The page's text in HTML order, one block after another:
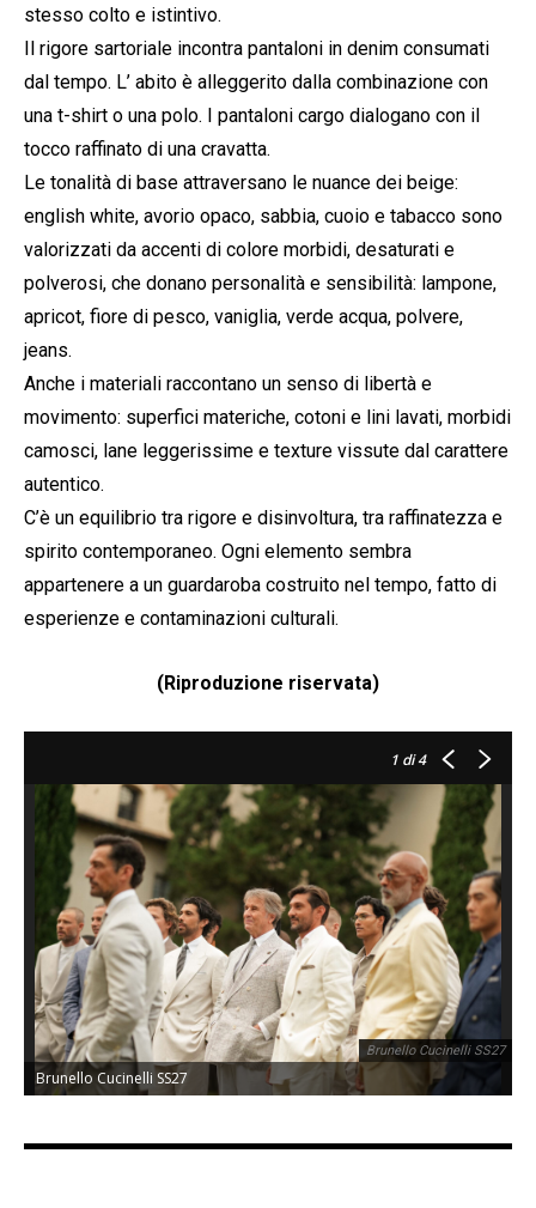
stesso colto e istintivo.
Il rigore sartoriale incontra pantaloni in denim consumati
dal tempo. L’ abito è alleggerito dalla combinazione con
una t-shirt o una polo. I pantaloni cargo dialogano con il
tocco raffinato di una cravatta.
Le tonalità di base attraversano le nuance dei beige:
english white, avorio opaco, sabbia, cuoio e tabacco sono
valorizzati da accenti di colore morbidi, desaturati e
polverosi, che donano personalità e sensibilità: lampone,
apricot, fiore di pesco, vaniglia, verde acqua, polvere,
jeans.
Anche i materiali raccontano un senso di libertà e
movimento: superfici materiche, cotoni e lini lavati, morbidi
camosci, lane leggerissime e texture vissute dal carattere
autentico.
C’è un equilibrio tra rigore e disinvoltura, tra raffinatezza e
spirito contemporaneo. Ogni elemento sembra
appartenere a un guardaroba costruito nel tempo, fatto di
esperienze e contaminazioni culturali.
(Riproduzione riservata)
1 di 4
Brunello Cucinelli SS27
Brunello Cucinelli SS27